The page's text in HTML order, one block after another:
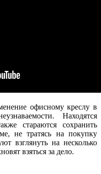
офисному креслу в
Находятся
стараются сохранить
не тратясь на покупку
взглянуть на несколько
взяться за дело.